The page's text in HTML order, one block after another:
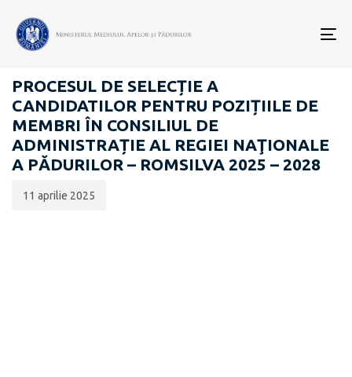
GUVERNANȚĂ CORPORATIVĂ
PROCESUL DE SELECȚIE A
CANDIDATILOR PENTRU POZIȚIILE DE
MEMBRI ÎN CONSILIUL DE
ADMINISTRAȚIE AL REGIEI NAŢIONALE
A PĂDURILOR – ROMSILVA 2025 – 2028
publicării:
11 aprilie 2025